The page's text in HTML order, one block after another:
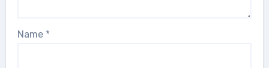
Name *